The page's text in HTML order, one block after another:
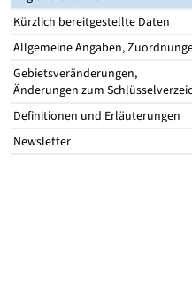
Kürzlich bereitgestellte Daten
Allgemeine Angaben,
Gebietsveränderungen,
Änderungen zum
Definitionen und Erläuterungen
Newsletter